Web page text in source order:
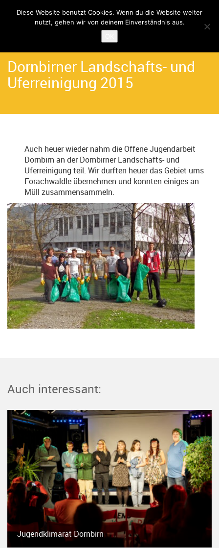
Angebote Let's Go Solar
Dornbirner Landschafts- und
Uferreinigung 2015
Auch heuer wieder nahm die Offene Jugendarbeit
Dornbirn an der Dornbirner Landschafts- und
Uferreinigung teil. Wir durften heuer das Gebiet ums
Forachwäldle übernehmen und konnten einiges an
Müll zusammensammeln.
Auch interessant:
Jugendklimarat Dornbirn
Diese Website benutzt Cookies. Wenn du die Website weiter
nutzt, gehen wir von deinem Einverständnis aus.